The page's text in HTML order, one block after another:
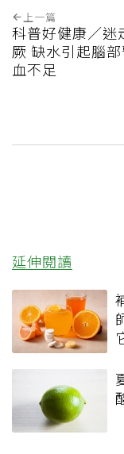
上一篇
科普好健康／迷
厥 缺水引起腦
血不足
延伸閱讀